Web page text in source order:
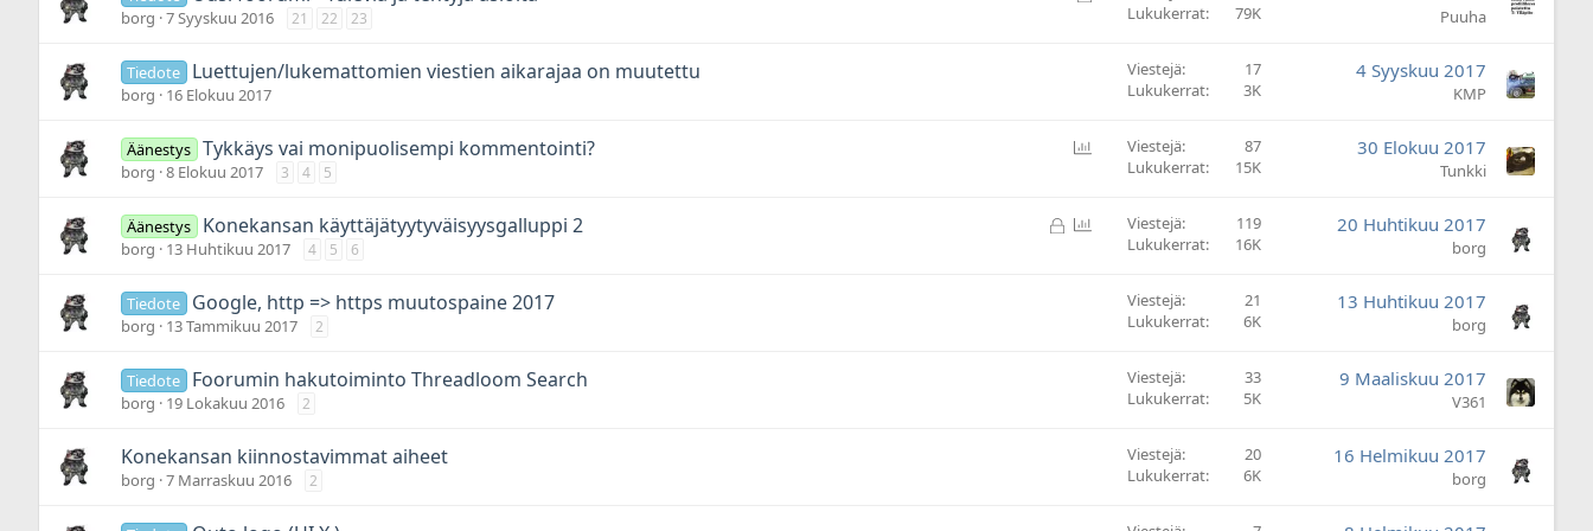
borg 7 Syyskuu 2016 21 22 23
Lukukerrat
79K Puuha
Tiedote Luettujen/lukemattomien viestien aikarajaa on muutettu
borg 16 Elokuu 2017
Viestejä
17
Lukukerrat
3K
4 Syyskuu 2017
KMP
Äänestys Tykkäys vai monipuolisempi kommentointi?
borg 8 Elokuu 2017 3 4 5
Viestejä
87
Lukukerrat
15K
30 Elokuu 2017
Tunkki
L
Äänestys Konekansan käyttäjätyytyväisyysgalluppi 2
borg 13 Huhtikuu 2017 4 5 6
Viestejä
119
Lukukerrat
16K
20 Huhtikuu 2017
borg
Tiedote Google, http => https muutospaine 2017
borg 13 Tammikuu 2017 2
Viestejä
21
Lukukerrat
6K
13 Huhtikuu 2017
borg
Tiedote Foorumin hakutoiminto Threadloom Search
borg 19 Lokakuu 2016 2
Viestejä
33
Lukukerrat
5K
9 Maaliskuu 2017
V361
Konekansan kiinnostavimmat aiheet
borg 7 Marraskuu 2016 2
Viestejä
20
Lukukerrat
6K
16 Helmikuu 2017
borg